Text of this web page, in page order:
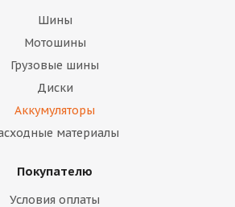
Шины
Мотошины
Грузовые шины
Диски
Аккумуляторы
материалы
Покупателю
Условия оплаты